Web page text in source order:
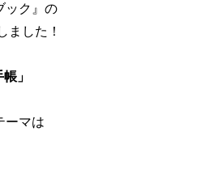
ック』の
ました！
」
ーマは